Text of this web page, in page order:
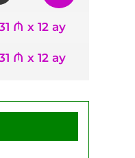
₼ x 12 ay
₼ x 12 ay